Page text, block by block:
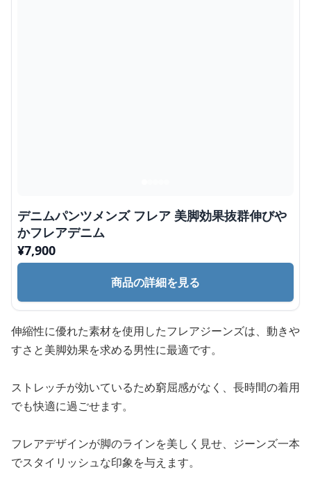
デニムパンツメンズ フレア 美脚効果抜群伸びや
かフレアデニム
¥7,900
商品の詳細を見る
伸縮性に優れた素材を使用したフレアジーンズは、動きや
すさと美脚効果を求める男性に最適です。
ストレッチが効いているため窮屈感がなく、長時間の着用
でも快適に過ごせます。
フレアデザインが脚のラインを美しく見せ、ジーンズ一本
でスタイリッシュな印象を与えます。